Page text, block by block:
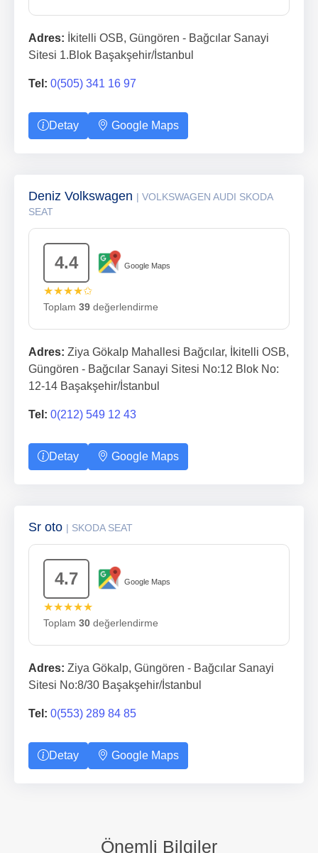
Adres: İkitelli OSB, Güngören - Bağcılar Sanayi
Sitesi 1.Blok Başakşehir/İstanbul
Tel: 0(505) 341 16 97
Detay Google Maps
Deniz Volkswagen | VOLKSWAGEN AUDI SKODA
SEAT
4.4 Google Maps
★★★★✩
Toplam 39 değerlendirme
Adres: Ziya Gökalp Mahallesi Bağcılar, İkitelli OSB,
Güngören - Bağcılar Sanayi Sitesi No:12 Blok No:
12-14 Başakşehir/İstanbul
Tel: 0(212) 549 12 43
Detay Google Maps
Sr oto | SKODA SEAT
4.7 Google Maps
★★★★★
Toplam 30 değerlendirme
Adres: Ziya Gökalp, Güngören - Bağcılar Sanayi
Sitesi No:8/30 Başakşehir/İstanbul
Tel: 0(553) 289 84 85
Detay Google Maps
Önemli Bilgiler